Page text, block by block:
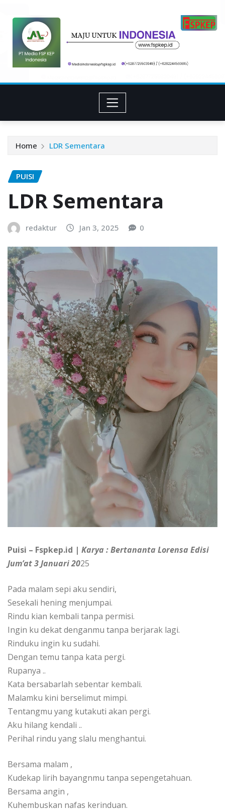
content
Home LDR Sementara
PUISI
LDR Sementara
redaktur Jan 3, 2025 0
Puisi – Fspkep.id | Karya : Bertananta Lorensa Edisi
Jum’at 3 Januari 2025
Pada malam sepi aku sendiri,
Sesekali hening menjumpai.
Rindu kian kembali tanpa permisi.
Ingin ku dekat denganmu tanpa berjarak lagi.
Rinduku ingin ku sudahi.
Dengan temu tanpa kata pergi.
Rupanya ..
Kata bersabarlah sebentar kembali.
Malamku kini berselimut mimpi.
Tentangmu yang kutakuti akan pergi.
Aku hilang kendali ..
Perihal rindu yang slalu menghantui.
Bersama malam ,
Kudekap lirih bayangnmu tanpa sepengetahuan.
Bersama angin ,
Kuhembuskan nafas kerinduan.